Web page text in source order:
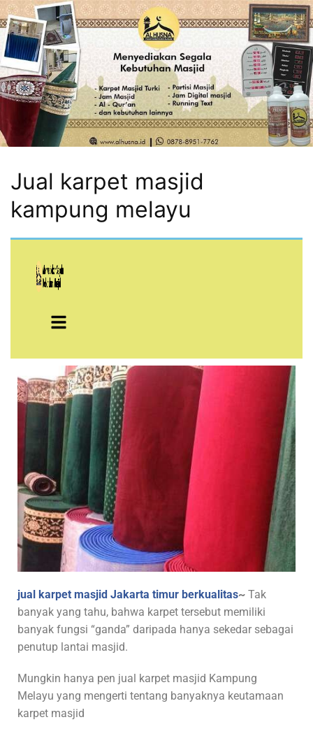
Jual karpet masjid
kampung melayu
jual karpet masjid Jakarta timur berkualitas~ Tak
banyak yang tahu, bahwa karpet tersebut memiliki
banyak fungsi “ganda” daripada hanya sekedar sebagai
penutup lantai masjid.
Mungkin hanya pen jual karpet masjid Kampung
Melayu yang mengerti tentang banyaknya keutamaan
karpet masjid